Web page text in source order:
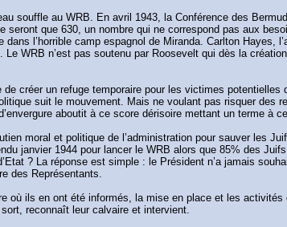
souffle au WRB. En avril 1943, la Conférence des
que 630, un nombre qui ne correspond pas aux
l’horrible camp espagnol de Miranda. Carlton Hayes,
WRB n’est pas soutenu par Roosevelt qui dès la
créer un refuge temporaire pour les victimes potentielles
suit le mouvement. Mais ne voulant pas risquer des
aboutit à ce score dérisoire mettant un terme à
moral et politique de l’administration pour sauver les
janvier 1944 pour lancer le WRB alors que 85% des
? La réponse est simple : le Président n’a jamais
des Représentants.
où ils en ont été informés, la mise en place et les
reconnaît leur calvaire et intervient.